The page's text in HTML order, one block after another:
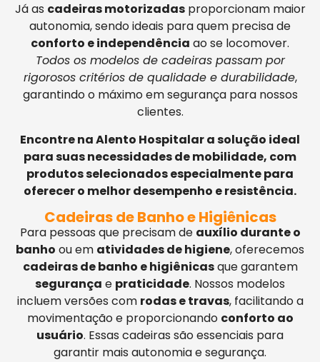
Já as cadeiras motorizadasproporcionam maior
autonomia, sendo ideais para quem precisa de
conforto e independência ao se locomover.
Todos os modelos de cadeiras passam por
rigorosos critérios de qualidade e durabilidade,
garantindo o máximo em segurança para nossos
clientes.
Encontre na Alento Hospitalar a solução ideal
para suas necessidades de mobilidade, com
produtos selecionados especialmente para
oferecer o melhor desempenho e resistência.
Cadeiras de Banho e Higiênicas
Para pessoas que precisam de auxílio durante o
banho ou em atividades de higiene, oferecemos
cadeiras de banho e higiênicasque garantem
segurança e praticidade. Nossos modelos
incluem versões com rodas e travas, facilitando a
movimentação e proporcionando conforto ao
usuário. Essas cadeiras são essenciais para
garantir mais autonomia e segurança.